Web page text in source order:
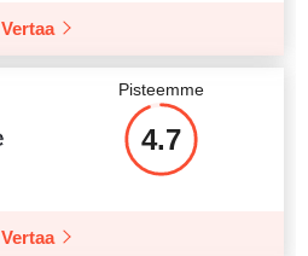
Vertaa
Pisteemme
4.7
Vertaa